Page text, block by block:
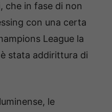
, che in fase di non
con una certa
League la
stata addirittura di
le